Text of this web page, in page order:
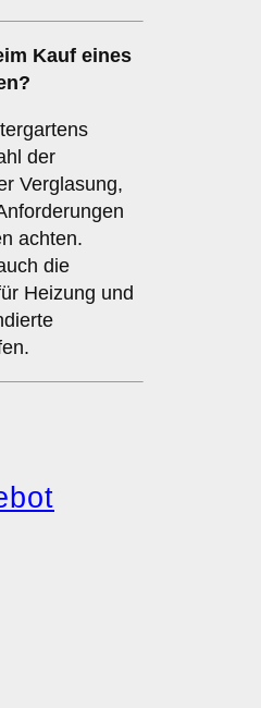
Kauf eines
der
Verglasung,
achten.
die
Heizung und